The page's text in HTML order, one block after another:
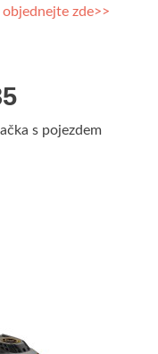
objednejte zde>>
s pojezdem